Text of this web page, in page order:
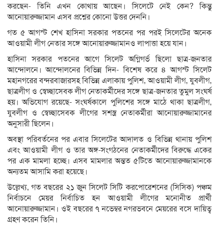
করছেন- তিনি এখন কোথায় আছেন। সিলেটে নেই কেন? কিন্তু
আনোয়ারুজ্জামান এসব প্রশ্নের কোনো উত্তর দেননি।
গত ৫ আগস্ট শেখ হাসিনা সরকার পতনের পর পরই সিলেটের অনেক
আওয়ামী লীগ নেতার সঙ্গে আনোয়ারুজ্জামানও লাপাত্তা হয়ে যান।
হাসিনা সরকার পতনের আগে সিলেট অগ্নিগর্ভ ছিলো ছাত্র-জনতার
আন্দোলনে। আন্দোলনের বিভিন্ন দিন- বিশেষ করে ৪ আগস্ট সিলেট
মহানগরের বন্দরবাজারসহ বিভিন্ন এলাকায় পুলিশ, আওয়ামী লীগ, যুবলীগ,
ছাত্রলীগ ও স্বেচ্ছাসেবক লীগ নেতাকর্মীদের সঙ্গে ছাত্র-জনতার তুমুল সংঘর্ষ
হয়। অভিযোগ রয়েছে- সংঘর্ষকালে পুলিশের সঙ্গে মাঠে থাকা ছাত্রলীগ,
যুবলীগ ও স্বেচ্ছাসেবক লীগের সশস্ত্র নেতাকর্মীরা আনোয়ারুজ্জামানের
অনুসারী ছিলেন।
অবস্থা পরিবর্তনের পর এবার সিলেটের আদালত ও বিভিন্ন থানায় পুলিশ
এবং আওয়ামী লীগ ও তার অঙ্গ-সংগঠনের নেতাকর্মীদের বিরুদ্ধে একের
পর এক মামলা হচ্ছে। এসব মামলার অন্তত ৫টিতে আনোয়ারুজ্জামানকে
অন্যতম আসামি করা হয়েছে।
উল্লেখ্য, গত বছরের ২১ জুন সিলেট সিটি করপোরেশনের (সিসিক) পঞ্চম
নির্বাচনে মেয়র নির্বাচিত হন আওয়ামী লীগের মনোনীত প্রার্থী
আনোয়ারুজ্জামান। ওই বছরের ৭ নভেম্বর নগরভবনে মেয়রের বসে দায়িত্ব
গ্রহণ করেন তিনি।